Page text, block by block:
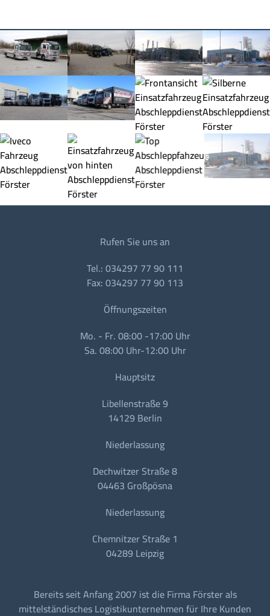
Rufen Sie uns an
Tel.: 034297 77 90 111
Fax: 034297 77 90 113
Öffnungszeiten
Mo. - Fr. 08:00 -17:00 Uhr
Sa. 08:00 Uhr-12:00 Uhr
Hauptsitz
Libellenstraße 9
14129 Berlin
Niederlassung
Dechwitzer Straße 8
04463 Großpösna
Niederlassung
Chemnitzer Straße 1
04289 Leipzig
Bereits seit Anfang 2007 ist die Firma Förster als
mittelständisches Logistikunternehmen für Ihre Kunden